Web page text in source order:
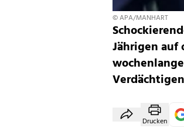
© APA/MANHART
Jährigen auf
Drucken